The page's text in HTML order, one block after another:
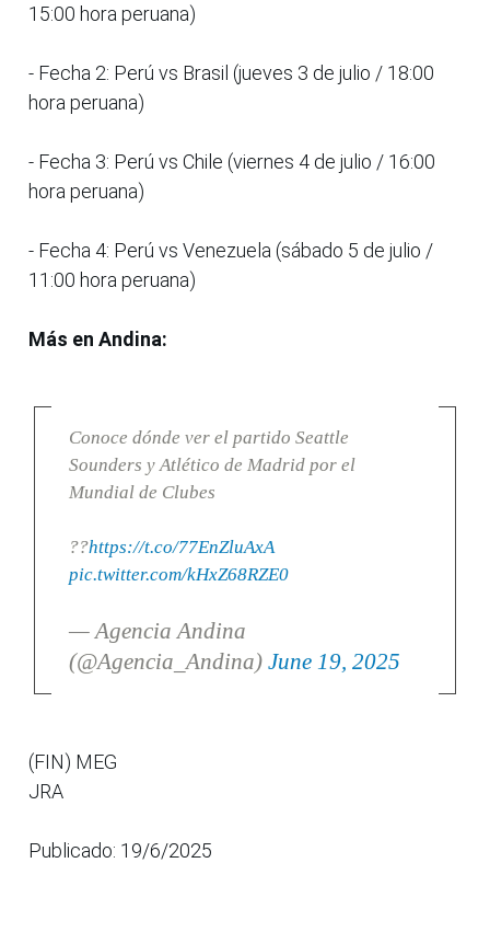
15:00 hora peruana)
- Fecha 2: Perú vs Brasil (jueves 3 de julio / 18:00
hora peruana)
- Fecha 3: Perú vs Chile (viernes 4 de julio / 16:00
hora peruana)
- Fecha 4: Perú vs Venezuela (sábado 5 de julio /
11:00 hora peruana)
Más en Andina:
Conoce dónde ver el partido Seattle
Sounders y Atlético de Madrid por el
Mundial de Clubes
??https://t.co/77EnZluAxA
pic.twitter.com/kHxZ68RZE0
— Agencia Andina
(@Agencia_Andina) June 19, 2025
(FIN) MEG
JRA
Publicado: 19/6/2025